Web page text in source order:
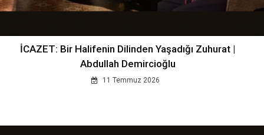
İCAZET: Bir Halifenin Dilinden Yaşadığı Zuhurat |
Abdullah Demircioğlu
11 Temmuz 2026